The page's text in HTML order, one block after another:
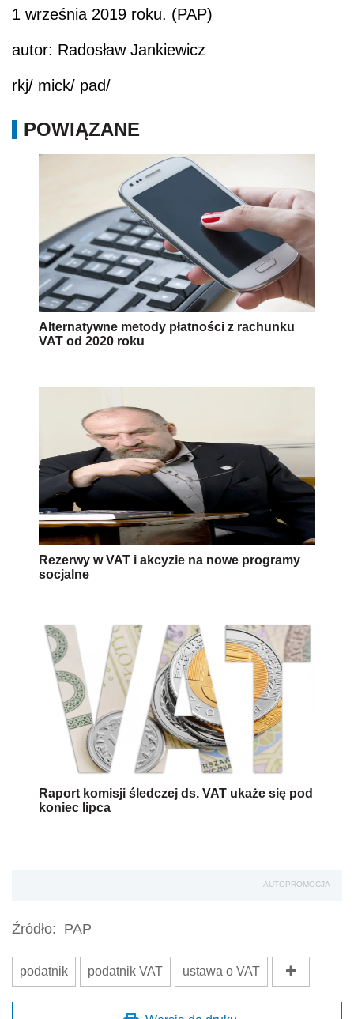
1 września 2019 roku. (PAP)
autor: Radosław Jankiewicz
rkj/ mick/ pad/
POWIĄZANE
Alternatywne metody płatności z rachunku
VAT od 2020 roku
Rezerwy w VAT i akcyzie na nowe programy
socjalne
Raport komisji śledczej ds. VAT ukaże się pod
koniec lipca
AUTOPROMOCJA
Źródło: PAP
podatnik podatnik VAT ustawa o VAT